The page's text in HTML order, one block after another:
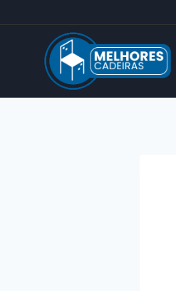
para
Conteúdo